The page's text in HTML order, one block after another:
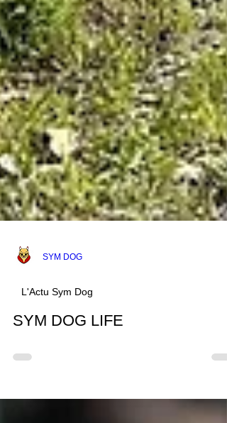
SYM DOG
L'Actu Sym Dog
SYM DOG LIFE